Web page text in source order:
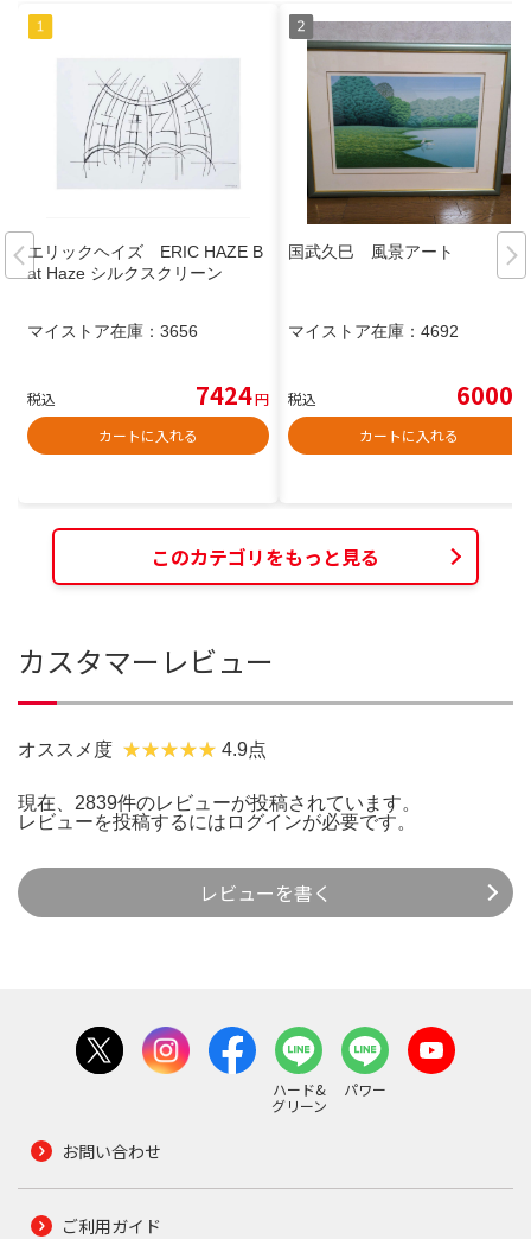
エリックヘイズ ERIC HAZE B
at Haze シルクスクリーン
マイストア在庫： 3656
税込 7424円
カートに入れる
国武久巳 風景アート
マイストア在庫： 4692
税込 6000
カートに入れる
このカテゴリをもっと見る
カスタマーレビュー
オススメ度 4.9点
現在、2839件のレビューが投稿されています。
レビューを投稿するには ログインが必要です。
レビューを書く
ハード&
グリーン
パワー
お問い合わせ
ご利用ガイド